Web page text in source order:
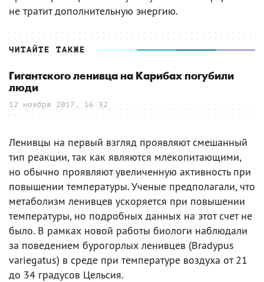
не тратит дополнительную энергию.
ЧИТАЙТЕ ТАКЖЕ
Гигантского ленивца на Карибах погубили
люди
12 ноября 2017, 16:32
Ленивцы на первый взгляд проявляют смешанный
тип реакции, так как являются млекопитающими,
но обычно проявляют увеличенную активность при
повышении температуры. Ученые предполагали, что
метаболизм ленивцев ускоряется при повышении
температуры, но подробных данных на этот счет не
было. В рамках новой работы биологи наблюдали
за поведением бурогорлых ленивцев (Bradypus
variegatus) в среде при температуре воздуха от 21
до 34 градусов Цельсия.